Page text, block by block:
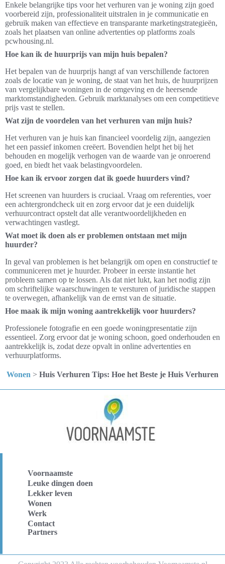
Enkele belangrijke tips voor het verhuren van je woning zijn goed
voorbereid zijn, professionaliteit uitstralen in je communicatie en
gebruik maken van effectieve en transparante marketingstrategieën,
zoals het plaatsen van online advertenties op platforms zoals
pcwhousing.nl.
Hoe kan ik de huurprijs van mijn huis bepalen?
Het bepalen van de huurprijs hangt af van verschillende factoren
zoals de locatie van je woning, de staat van het huis, de huurprijzen
van vergelijkbare woningen in de omgeving en de heersende
marktomstandigheden. Gebruik marktanalyses om een competitieve
prijs vast te stellen.
Wat zijn de voordelen van het verhuren van mijn huis?
Het verhuren van je huis kan financieel voordelig zijn, aangezien
het een passief inkomen creëert. Bovendien helpt het bij het
behouden en mogelijk verhogen van de waarde van je onroerend
goed, en biedt het vaak belastingvoordelen.
Hoe kan ik ervoor zorgen dat ik goede huurders vind?
Het screenen van huurders is cruciaal. Vraag om referenties, voer
een achtergrondcheck uit en zorg ervoor dat je een duidelijk
verhuurcontract opstelt dat alle verantwoordelijkheden en
verwachtingen vastlegt.
Wat moet ik doen als er problemen ontstaan met mijn
huurder?
In geval van problemen is het belangrijk om open en constructief te
communiceren met je huurder. Probeer in eerste instantie het
probleem samen op te lossen. Als dat niet lukt, kan het nodig zijn
om schriftelijke waarschuwingen te versturen of juridische stappen
te overwegen, afhankelijk van de ernst van de situatie.
Hoe maak ik mijn woning aantrekkelijk voor huurders?
Professionele fotografie en een goede woningpresentatie zijn
essentieel. Zorg ervoor dat je woning schoon, goed onderhouden en
aantrekkelijk is, zodat deze opvalt in online advertenties en
verhuurplatforms.
Wonen > Huis Verhuren Tips: Hoe het Beste je Huis Verhuren
Voornaamste
Leuke dingen doen
Lekker leven
Wonen
Werk
Contact
Partners